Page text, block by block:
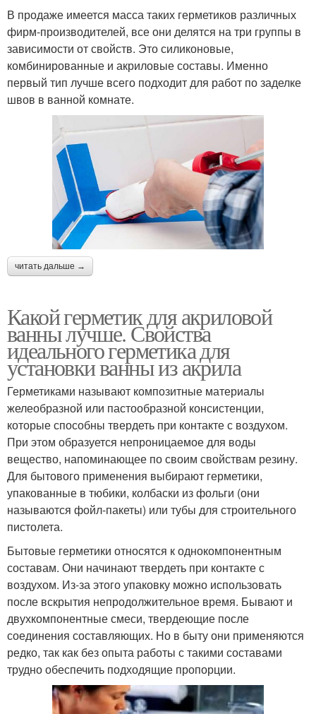
В продаже имеется масса таких герметиков различных
фирм-производителей, все они делятся на три группы в
зависимости от свойств. Это силиконовые,
комбинированные и акриловые составы. Именно
первый тип лучше всего подходит для работ по заделке
швов в ванной комнате.
читать дальше →
Какой герметик для акриловой
ванны лучше. Свойства
идеального герметика для
установки ванны из акрила
Герметиками называют композитные материалы
желеобразной или пастообразной консистенции,
которые способны твердеть при контакте с воздухом.
При этом образуется непроницаемое для воды
вещество, напоминающее по своим свойствам резину.
Для бытового применения выбирают герметики,
упакованные в тюбики, колбаски из фольги (они
называются фойл-пакеты) или тубы для строительного
пистолета.
Бытовые герметики относятся к однокомпонентным
составам. Они начинают твердеть при контакте с
воздухом. Из-за этого упаковку можно использовать
после вскрытия непродолжительное время. Бывают и
двухкомпонентные смеси, твердеющие после
соединения составляющих. Но в быту они применяются
редко, так как без опыта работы с такими составами
трудно обеспечить подходящие пропорции.